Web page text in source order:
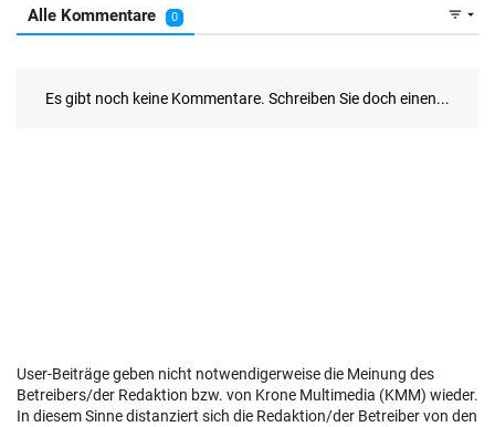
User-Beiträge geben nicht notwendigerweise die Meinung des
Betreibers/der Redaktion bzw. von Krone Multimedia (KMM) wieder.
In diesem Sinne distanziert sich die Redaktion/der Betreiber von den